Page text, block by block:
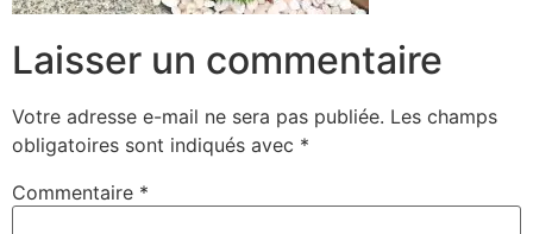
Laisser un commentaire
Votre adresse e-mail ne sera pas publiée. Les champs
obligatoires sont indiqués avec *
Commentaire *